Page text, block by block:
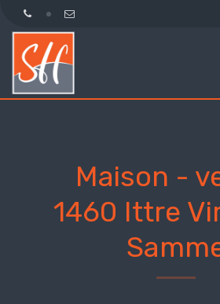
Maison -
1460 Ittre